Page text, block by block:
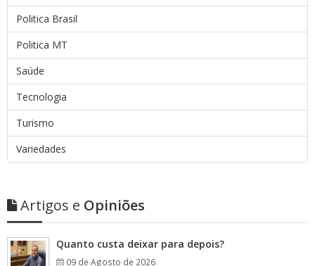
Politica Brasil
Politica MT
Saúde
Tecnologia
Turismo
Variedades
Artigos e Opiniões
Quanto custa deixar para depois?
09 de Agosto de 2026